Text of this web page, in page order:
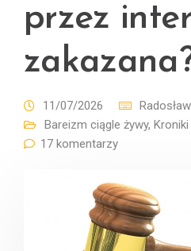
przez
11/07/2026
Bareizm ciągle żywy,
17 komentarzy